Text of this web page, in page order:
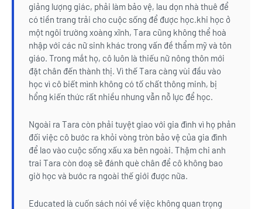
giảng lượng giác, phải làm bảo vệ, lau dọn nhà thuê để
có tiền trang trải cho cuộc sống để được học.khi học ở
một ngôi trường xoàng xĩnh, Tara cũng không thể hoà
nhập với các nữ sinh khác trong vấn đề thẩm mỹ và tôn
giáo. Trong mắt họ, cô luôn là thiếu nữ nông thôn mới
đặt chân đến thành thị. Vì thế Tara càng vùi đầu vào
học vì cô biết mình không có tố chất thông minh, bị
hổng kiến thức rất nhiều nhưng vẫn nỗ lực để học.
Ngoài ra Tara còn phải tuyệt giao với gia đình vì họ phản
đối việc cô bước ra khỏi vòng tròn bảo vệ của gia đình
để lao vào cuộc sống xấu xa bên ngoài. Thậm chi anh
trai Tara còn doạ sẽ đánh què chân để cô không bao
giờ học và bước ra ngoài thế giới được nữa.
Educated là cuốn sách nói về việc không quan trọng